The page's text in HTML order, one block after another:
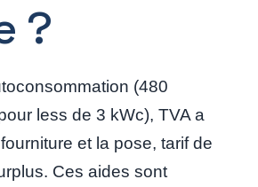
?
(480
less de 3 kWc), TVA a
et la pose, tarif de
Ces aides sont